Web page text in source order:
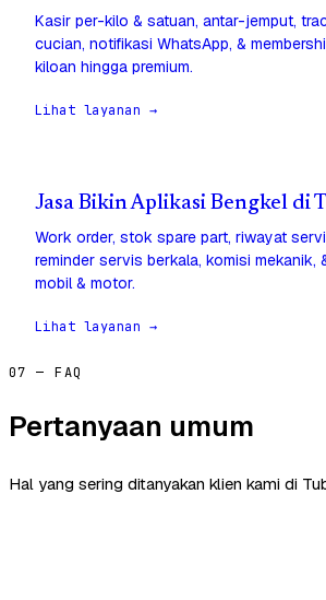
Kasir per-kilo & satuan, antar-jemput,
cucian, notifikasi WhatsApp, &
kiloan hingga premium.
Lihat layanan →
Jasa Bikin Aplikasi Bengkel di
Work order, stok spare part, riwayat
reminder servis berkala, komisi
mobil & motor.
Lihat layanan →
07 — FAQ
Pertanyaan umum
Hal yang sering ditanyakan klien kami di